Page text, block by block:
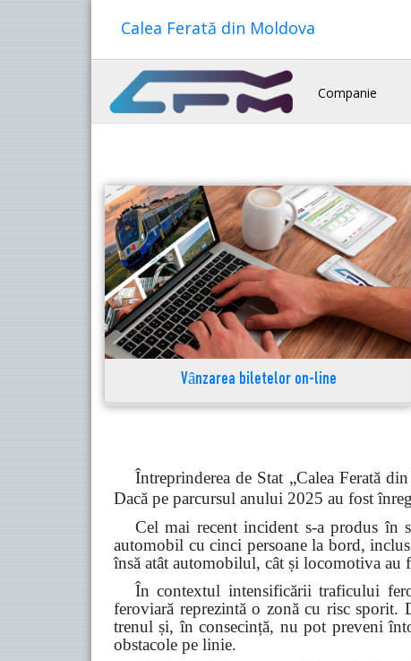
Calea Ferată din Moldova
Companie
Vânzarea biletelor on-line
Întreprinderea de Stat „Calea Ferată
Dacă pe parcursul anului 2025 au fost
Cel mai recent incident s-a produs
automobil cu cinci persoane la bord,
însă atât automobilul, cât și locomotiva au
În contextul intensificării traficului
feroviară reprezintă o zonă cu risc sporit.
trenul și, în consecință, nu pot preveni
obstacole pe linie.